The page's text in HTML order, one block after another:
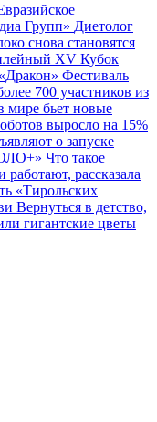
Групп» Диетолог
снова становятся
XV Кубок
Фестиваль
700 участников из
мире бьет новые
выросло на 15%
о запуске
Что такое
рассказала
«Тирольских
Вернуться в детство,
гигантские цветы